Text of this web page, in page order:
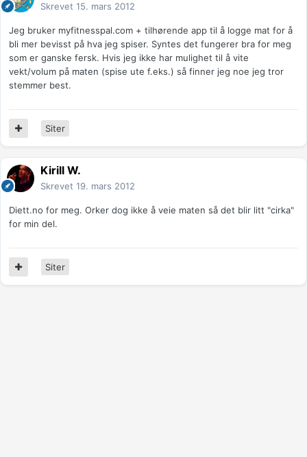
Skrevet 15. mars 2012
Jeg bruker myfitnesspal.com + tilhørende app til å logge mat for å
bli mer bevisst på hva jeg spiser. Syntes det fungerer bra for meg
som er ganske fersk. Hvis jeg ikke har mulighet til å vite
vekt/volum på maten (spise ute f.eks.) så finner jeg noe jeg tror
stemmer best.
Siter
Kirill W.
Skrevet 19. mars 2012
Diett.no for meg. Orker dog ikke å veie maten så det blir litt "cirka"
for min del.
Siter